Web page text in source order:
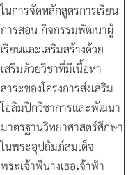
ในการจัดหลักสูตรการเรียน
การสอน กิจกรรมพัฒนาผู้
เรียนและเสริมสร้างด้วย
เสริมด้วยวิชาที่มีเนื้อหา
สาระของโครงการส่งเสริม
โอลิมปิกวิชาการและพัฒนา
มาตรฐานวิทยาศาสตร์ศึกษา
ในพระอุปถัมภ์สมเด็จ
พระเจ้าพี่นางเธอเจ้าฟ้า